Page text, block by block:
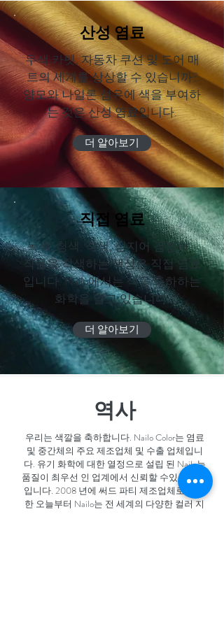
산성 염료
무색 카펫, 자동차 쿠션 및 도어 매
트의 세계를 상상할 수 있습니까?
양모와 나일론 섬유에 색을 부여하
는 것은 산성 염료입니다.
더 알아보기
직접 염료
녹색, 청색, 적색, 심지어 검정색 ..
직물을 착색하는 색상은 직접 염료
입니다. Nailo에서는 색을 축하하는
화학을 알고 있습니다.
더 알아보기
역사
우리는 색깔을 축하합니다. Nailo Color는 염료
및 중간체의 주요 제조업체 및 수출 업체입니
다. 유기 화학에 대한 열정으로 설립 된 Nailo는
품질이 최우선 인 업계에서 신뢰할 수있는 이름
입니다. 2008 년에 써드 파티 제조업체로 시작
한 오늘부터 Nailo는 전 세계의 다양한 컬러 지